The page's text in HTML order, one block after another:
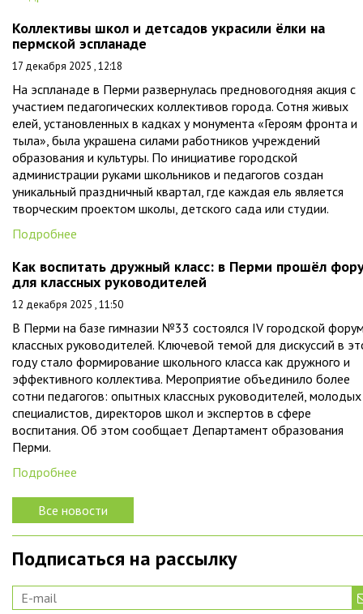
Коллективы школ и детсадов украсили ёлки на
пермской эспланаде
17 декабря 2025 , 12:18
На эспланаде в Перми развернулась предновогодняя акция с
участием педагогических коллективов города. Сотня живых
елей, установленных в кадках у монумента «Героям фронта и
тыла», была украшена силами работников учреждений
образования и культуры. По инициативе городской
администрации руками школьников и педагогов создан
уникальный праздничный квартал, где каждая ель является
творческим проектом школы, детского сада или студии.
Подробнее
Как воспитать дружный класс: в Перми прошёл
для классных руководителей
12 декабря 2025 , 11:50
В Перми на базе гимназии №33 состоялся IV городской
классных руководителей. Ключевой темой для дискуссий в
году стало формирование школьного класса как дружного и
эффективного коллектива. Мероприятие объединило более
сотни педагогов: опытных классных руководителей, молодых
специалистов, директоров школ и экспертов в сфере
воспитания. Об этом сообщает Департамент образования
Перми.
Подробнее
Все новости
Подписаться на рассылку